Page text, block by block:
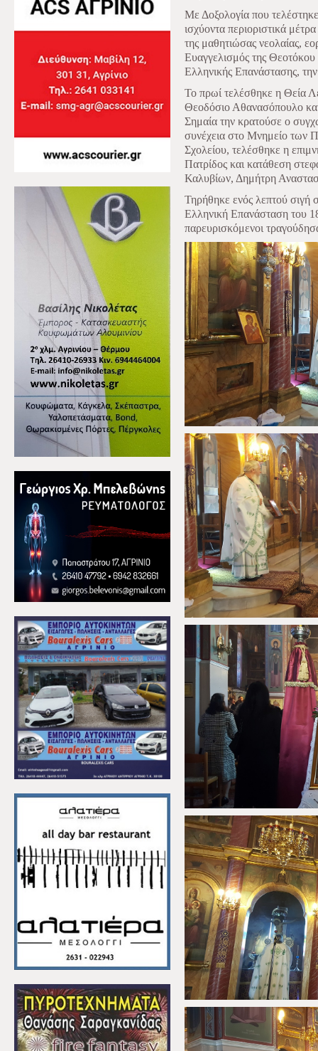
Με Δοξολογία που
ισχύοντα περιοριστικά
της μαθητιώσας νεολαίας,
Ευαγγελισμός της Θεοτόκου
Ελληνικής Επανάστασης,
Το πρωί τελέσθηκε η Θεία
Θεοδόσιο Αθανασόπουλο
Σημαία την κρατούσε ο
συνέχεια στο Μνημείο των
Σχολείου, τελέσθηκε η
Πατρίδος και κατάθεση
Καλυβίων, Δημήτρη
Τηρήθηκε ενός λεπτού
Ελληνική Επανάσταση του
παρευρισκόμενοι